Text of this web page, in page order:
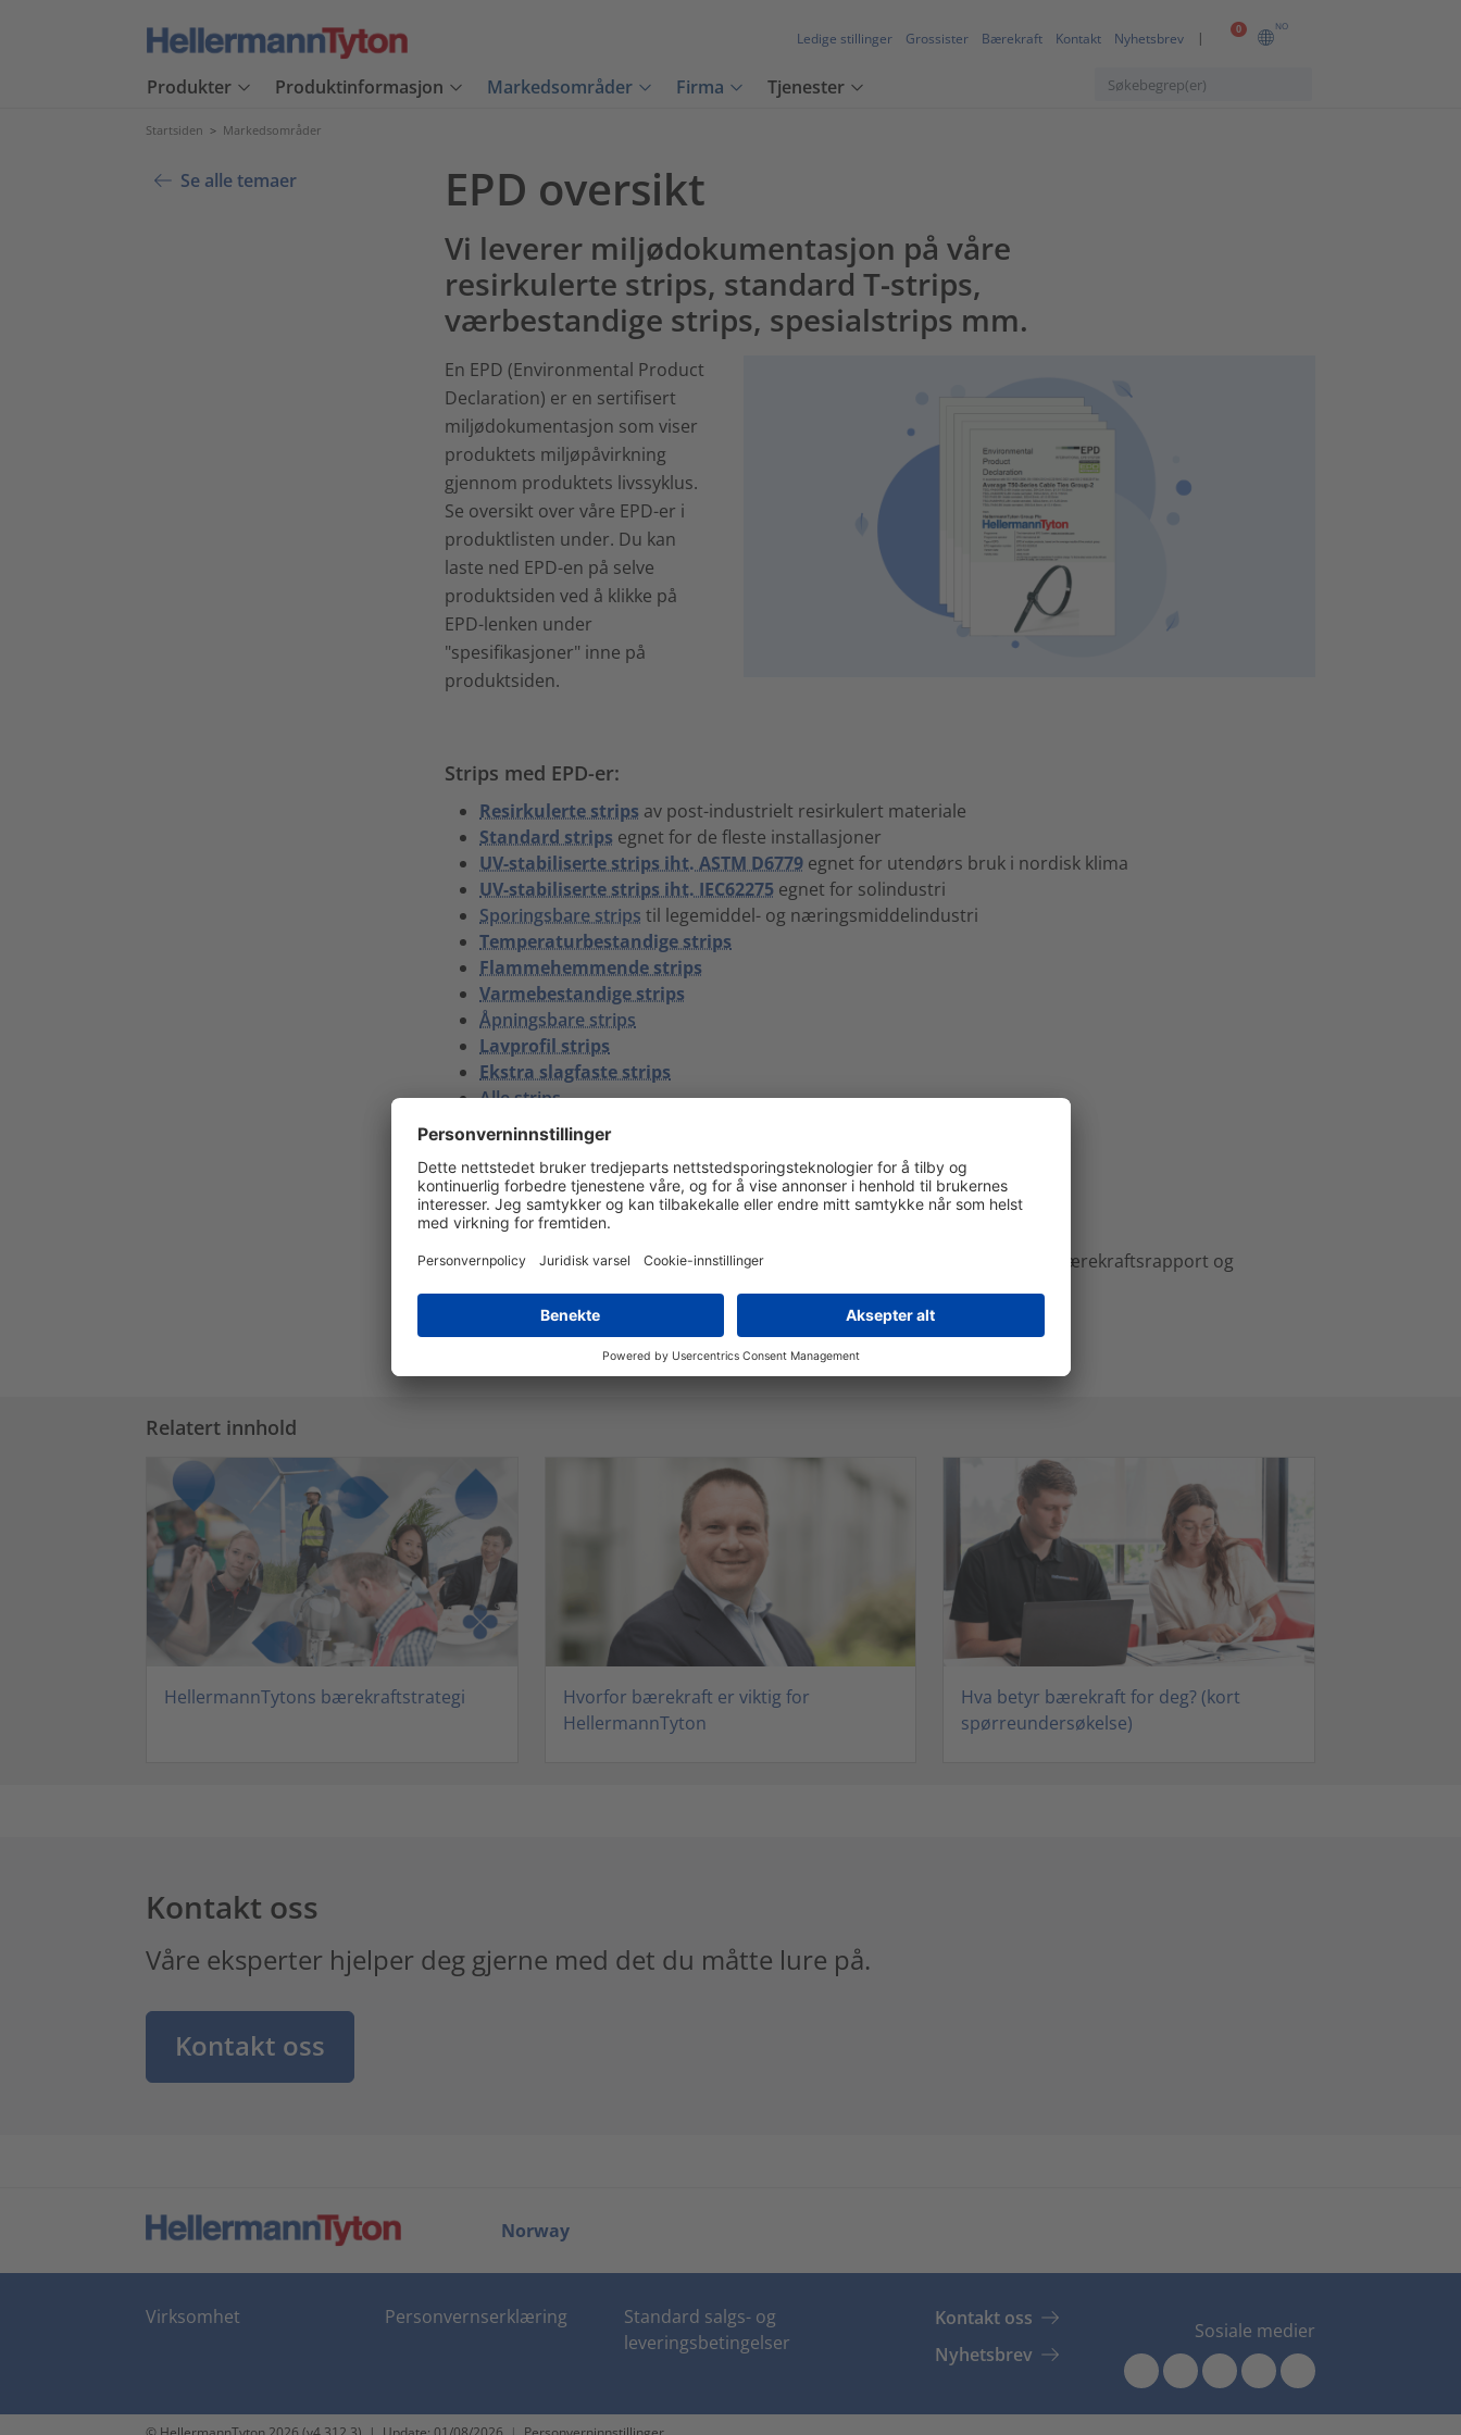
0 NO
Ledige stillinger Grossister Bærekraft Kontakt Nyhetsbrev
Produkter Produktinformasjon Markedsområder Firma Tjenester
Startsiden > Markedsområder
Se alle temaer EPD oversikt
Vi leverer miljødokumentasjon på våre
resirkulerte strips, standard T-strips,
værbestandige strips, spesialstrips mm.
En EPD (Environmental Product
Declaration) er en sertifisert
miljødokumentasjon som viser
produktets miljøpåvirkning
gjennom produktets livssyklus.
Se oversikt over våre EPD-er i
produktlisten under. Du kan
laste ned EPD-en på selve
produktsiden ved å klikke på
EPD-lenken under
"spesifikasjoner" inne på
produktsiden.
Strips med EPD-er:
Resirkulerte strips av post-industrielt resirkulert materiale
Standard strips egnet for de fleste installasjoner
UV-stabiliserte strips iht. ASTM D6779 egnet for utendørs bruk i nordisk klima
UV-stabiliserte strips iht. IEC62275 egnet for solindustri
Sporingsbare strips til legemiddel- og næringsmiddelindustri
Temperaturbestandige strips
Flammehemmende strips
Varmebestandige strips
Åpningsbare strips
Lavprofil strips
Ekstra slagfaste strips
Alle strips
Alle miljødokumentasjoner
Se oversikt over alle våre miljødokumentasjoner, inkludert alle EPD-er, vår bærekraftsrapport og
miljøsertifiseringerher.
Relatert innhold
HellermannTytons bærekraftstrategi
Hvorfor bærekraft er viktig for
HellermannTyton
Hva betyr bærekraft for deg? (kort
spørreundersøkelse)
Kontakt oss
Våre eksperter hjelper deg gjerne med det du måtte lure på.
Kontakt oss
Norway
Virksomhet Personvernserklæring
Standard salgs- og
leveringsbetingelser
Kontakt oss
Nyhetsbrev
Sosiale medier